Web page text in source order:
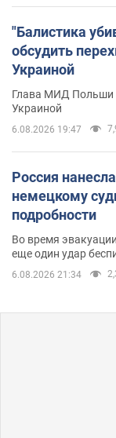
"Балистика
обсудить
Украиной
Глава МИД Польши
Украиной
6.08.2026 19:47
Россия
немецкому
подробности
Во время
еще один удар
6.08.2026 21:34